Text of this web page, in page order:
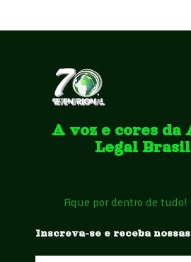
A voz e cores da
Legal
Fique por dentro de tudo!
Inscreva-se e receba